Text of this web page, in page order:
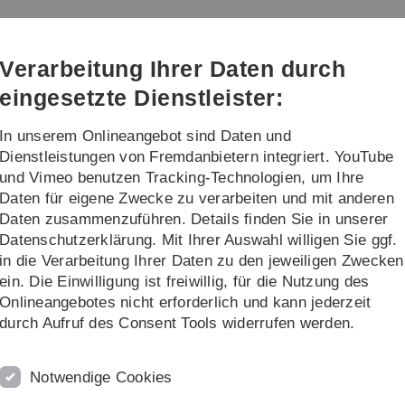
Direkt
Direkt
Direkt
(Sprache,
Drucken,
Social
Direkt
Direkt
Forschungshighlights Kontakt
der Universität Ulm (ohne Medizinische Fakultät)
(ohne Medizinische
ab 100.000 Euro ist eine hochschulinterne
wurde als beratender Ausschuss vom Präsidium
Gerätekommission kann jederzeit gestellt werden,
für Großgeräteanträge nach Art 91b.
Verarbeitung Ihrer Daten durch
eingesetzte Dienstleister:
In unserem Onlineangebot sind Daten und
Dienstleistungen von Fremdanbietern integriert. YouTube
und Vimeo benutzen Tracking-Technologien, um Ihre
Daten für eigene Zwecke zu verarbeiten und mit anderen
Daten zusammenzuführen. Details finden Sie in unserer
Datenschutzerklärung. Mit Ihrer Auswahl willigen Sie ggf.
in die Verarbeitung Ihrer Daten zu den jeweiligen Zwecken
ein. Die Einwilligung ist freiwillig, für die Nutzung des
Onlineangebotes nicht erforderlich und kann jederzeit
durch Aufruf des Consent Tools widerrufen werden.
Notwendige Cookies